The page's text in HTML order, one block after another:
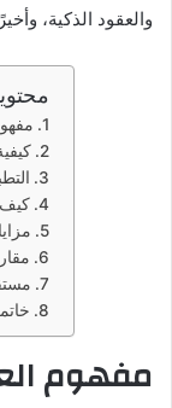
والعقود الذكية،
كيف
مفهوم